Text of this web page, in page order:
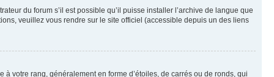
du forum s’il est possible qu’il puisse installer l’archive de langue que
veuillez vous rendre sur le site officiel (accessible depuis un des liens
à votre rang, généralement en forme d’étoiles, de carrés ou de ronds, qui